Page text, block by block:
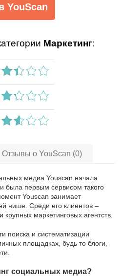
YouScan
Маркетинг:
Отзывы о YouScan (0)
медиа Youscan начала
была первым сервисом такого
Youscan занимает
нише. Среди его клиентов –
маркетинговых агентств.
поиска и систематизации
площадках, будь то блоги,
социальных медиа?